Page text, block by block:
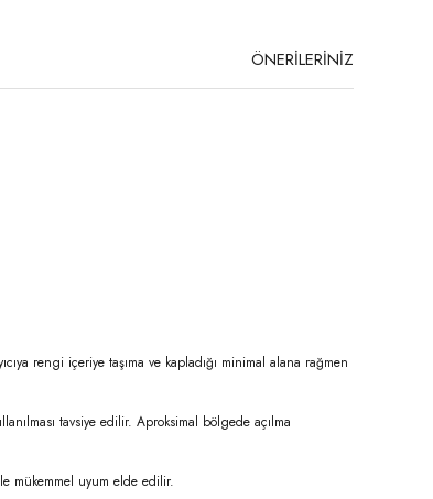
ÖNERİLERİNİZ
rengi içeriye taşıma ve kapladığı minimal alana rağmen
tavsiye edilir. Aproksimal bölgede açılma
mükemmel uyum elde edilir.